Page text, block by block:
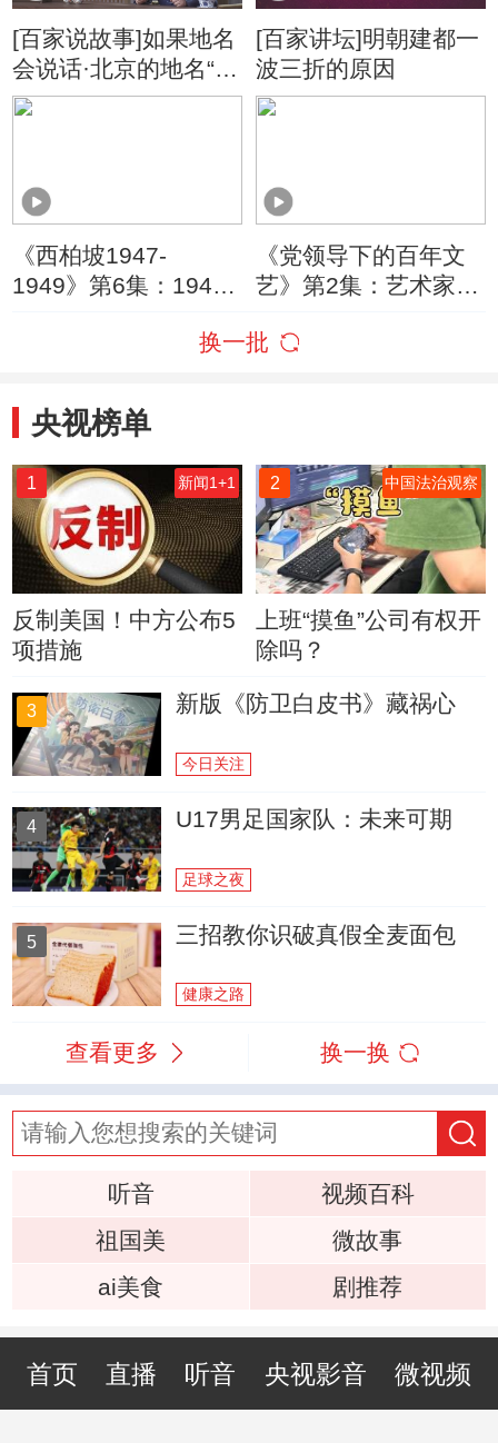
[百家说故事]如果地名
会说话·北京的地名“履
历”
[百家讲坛]明朝建都一
波三折的原因
《西柏坡1947-
1949》第6集：1949
政治协商会议第一届
海怀仁堂隆重开幕
《党领导下的百年文
艺》第2集：艺术家齐
文艺工作者大会的筹
换一批
央视榜单
1 新闻1+1
反制美国！中方公布5
项措施
2 中国法治观察
上班“摸鱼”公司有权开
除吗？
3 新版《防卫白皮书》藏祸心
今日关注
4 U17男足国家队：未来可期
足球之夜
5 三招教你识破真假全麦面包
健康之路
查看更多 换一换
听音
视频百科
祖国美
微故事
ai美食
剧推荐
首页 直播 听音 央视影音 微视频